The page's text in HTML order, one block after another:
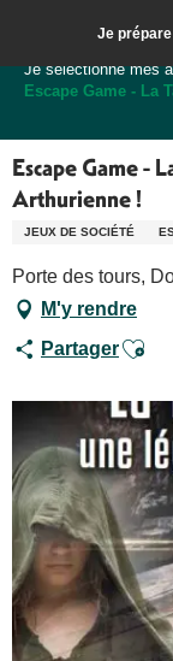
contenu
principal
Je
Bienvenue à Sarlat,
Je sélectionne mes
Escape Game - La
Escape Game -
Arthurienne !
JEUX DE SOCIÉTÉ
Porte des tours,
M'y rendre
Partager